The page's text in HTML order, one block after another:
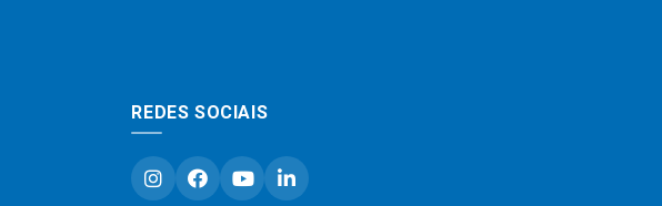
REDES SOCIAIS